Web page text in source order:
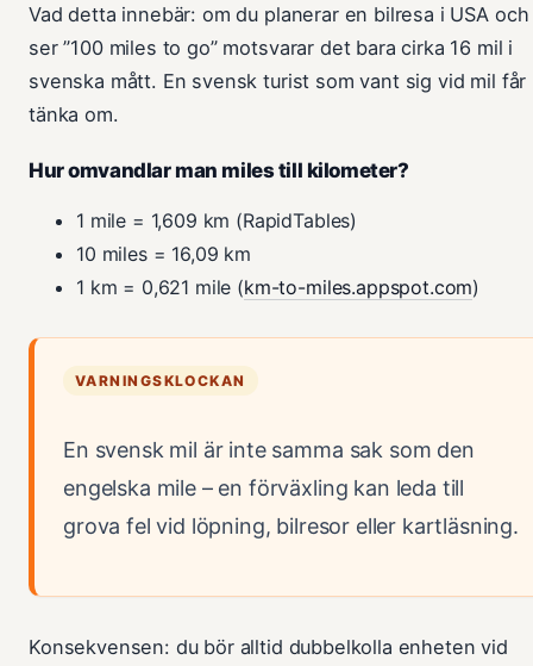
Vad detta innebär: om du planerar en bilresa i USA och
ser ”100 miles to go” motsvarar det bara cirka 16 mil i
svenska mått. En svensk turist som vant sig vid mil får
tänka om.
Hur omvandlar man miles till kilometer?
1 mile = 1,609 km (RapidTables)
10 miles = 16,09 km
1 km = 0,621 mile (km-to-miles.appspot.com)
VARNINGSKLOCKAN
En svensk mil är inte samma sak som den
engelska mile – en förväxling kan leda till
grova fel vid löpning, bilresor eller kartläsning.
Konsekvensen: du bör alltid dubbelkolla enheten vid